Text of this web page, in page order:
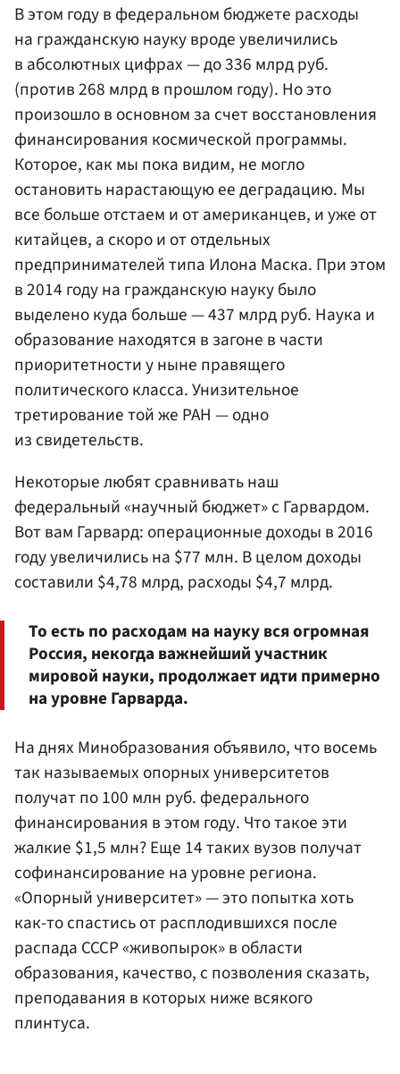
В этом году в федеральном бюджете расходы
на гражданскую науку вроде увеличились
в абсолютных цифрах — до 336 млрд руб.
(против 268 млрд в прошлом году). Но это
произошло в основном за счет восстановления
финансирования космической программы.
Которое, как мы пока видим, не могло
остановить нарастающую ее деградацию. Мы
все больше отстаем и от американцев, и уже от
китайцев, а скоро и от отдельных
предпринимателей типа Илона Маска. При этом
в 2014 году на гражданскую науку было
выделено куда больше — 437 млрд руб. Наука и
образование находятся в загоне в части
приоритетности у ныне правящего
политического класса. Унизительное
третирование той же РАН — одно
из свидетельств.
Некоторые любят сравнивать наш
федеральный «научный бюджет» с Гарвардом.
Вот вам Гарвард: операционные доходы в 2016
году увеличились на $77 млн. В целом доходы
составили $4,78 млрд, расходы $4,7 млрд.
То есть по расходам на науку вся огромная
Россия, некогда важнейший участник
мировой науки, продолжает идти примерно
на уровне Гарварда.
На днях Минобразования объявило, что восемь
так называемых опорных университетов
получат по 100 млн руб. федерального
финансирования в этом году. Что такое эти
жалкие $1,5 млн? Еще 14 таких вузов получат
софинансирование на уровне региона.
«Опорный университет» — это попытка хоть
как-то спастись от расплодившихся после
распада СССР «живопырок» в области
образования, качество, с позволения сказать,
преподавания в которых ниже всякого
плинтуса.